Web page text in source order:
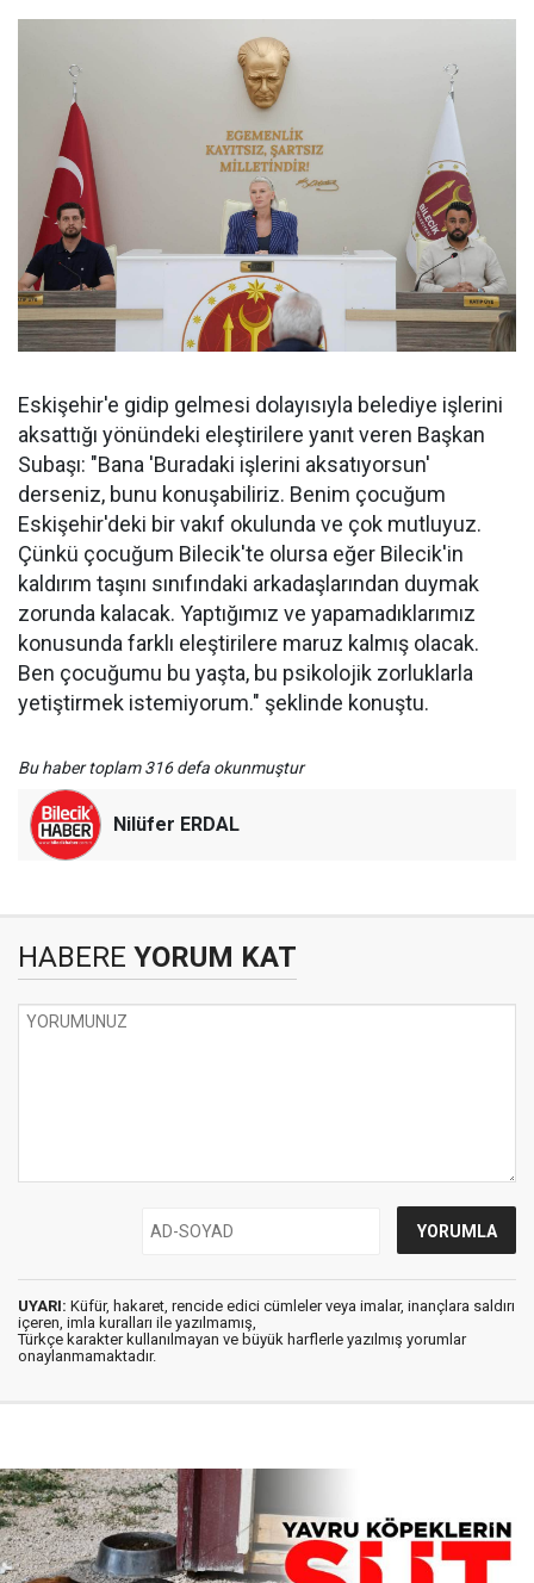
Eskişehir'e gidip gelmesi dolayısıyla belediye işlerini
aksattığı yönündeki eleştirilere yanıt veren Başkan
Subaşı: "Bana 'Buradaki işlerini aksatıyorsun'
derseniz, bunu konuşabiliriz. Benim çocuğum
Eskişehir'deki bir vakıf okulunda ve çok mutluyuz.
Çünkü çocuğum Bilecik'te olursa eğer Bilecik'in
kaldırım taşını sınıfındaki arkadaşlarından duymak
zorunda kalacak. Yaptığımız ve yapamadıklarımız
konusunda farklı eleştirilere maruz kalmış olacak.
Ben çocuğumu bu yaşta, bu psikolojik zorluklarla
yetiştirmek istemiyorum." şeklinde konuştu.
Bu haber toplam 316 defa okunmuştur
Nilüfer ERDAL
HABERE YORUM KAT
UYARI: Küfür, hakaret, rencide edici cümleler veya imalar, inançlara saldırı
içeren, imla kuralları ile yazılmamış,
Türkçe karakter kullanılmayan ve büyük harflerle yazılmış yorumlar
onaylanmamaktadır.